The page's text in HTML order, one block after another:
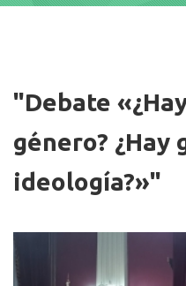
"Debate
género? ¿Hay
ideología?»"